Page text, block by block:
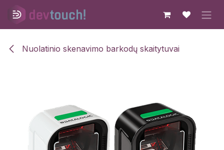
Skip to Content
Nuolatinio skenavimo barkodų skaitytuvai